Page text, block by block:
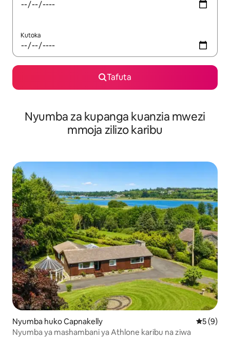
Kutoka
Tafuta
Nyumba za kupanga kuanzia mwezi
mmoja zilizo karibu
Nyumba huko Capnakelly
5 (9)
Nyumba ya mashambani ya Athlone karibu na ziwa